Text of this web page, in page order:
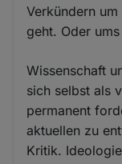
Verkündern
geht. Oder
Wissenschaft
sich selbst als
permanent
aktuellen zu
Kritik.